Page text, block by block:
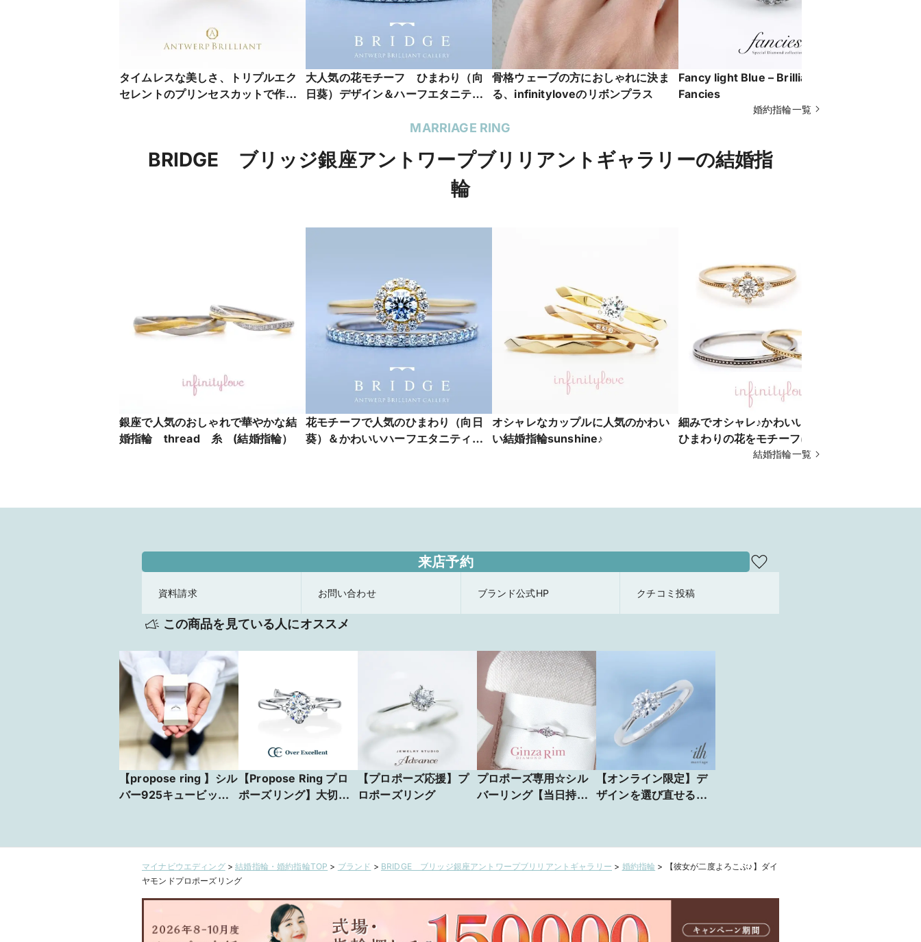
タイムレスな美しさ、トリプルエク
セレントのプリンセスカットで作る
大人気の花モチーフ ひまわり（向
日葵）デザイン＆ハーフエタニティ
骨格ウェーブの方におしゃれに決ま
る、infinityloveのリボンプラス
Fancy light Blue – Brilliant blue
Fancies
婚約指輪一覧
MARRIAGE RING
BRIDGE ブリッジ銀座アントワープブリリアントギャラリーの結婚指
輪
銀座で人気のおしゃれで華やかな結
婚指輪 thread 糸 (結婚指輪）
花モチーフで人気のひまわり（向日
葵）＆かわいいハーフエタニティリ
オシャレなカップルに人気のかわい
い結婚指輪sunshine♪
細みでオシャレ♪かわいい結婚指輪は
ひまわりの花をモチーフにした
結婚指輪一覧
来店予約
資料請求 お問い合わせ ブランド公式HP クチコミ投稿
この商品を見ている人にオススメ
【propose ring 】シル
バー925キュービック
【Propose Ring プロ
ポーズリング】大切な
リング。どんなスタイ
ルにも馴染むシンプル
なフォルムは、永遠の
ふさわしい一品。
【プロポーズ応援】プ
ロポーズリング
プロポーズ専用☆シル
バーリング【当日持帰
【オンライン限定】デ
ザインを選び直せる安
マイナビウエディング>結婚指輪・婚約指輪TOP > ブランド > BRIDGE ブリッジ銀座アントワープブリリアントギャラリー > 婚約指輪 >
【彼女が二度よろこぶ♪】ダイ
ヤモンドプロポーズリング